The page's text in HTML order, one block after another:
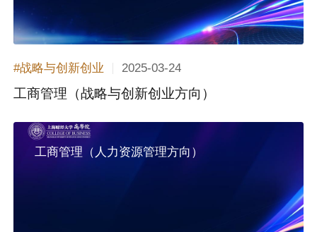
#战略与创新创业 2025-03-24
工商管理（战略与创新创业方向）
工商管理（人力资源管理方向）